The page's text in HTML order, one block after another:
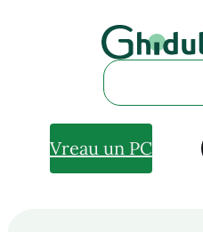
Vreau un PC